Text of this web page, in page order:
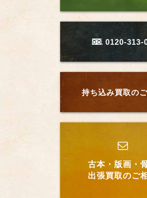
0120-313-
持ち込み買取の
古本・版画・
出張買取のご